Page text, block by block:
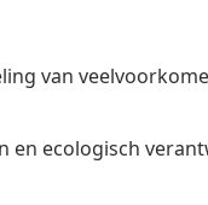
van
en ecologisch